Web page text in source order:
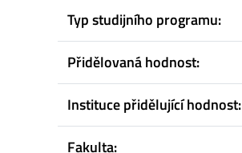
Typ studijního programu:
Přidělovaná hodnost:
Instituce přidělující hodnost:
Fakulta: